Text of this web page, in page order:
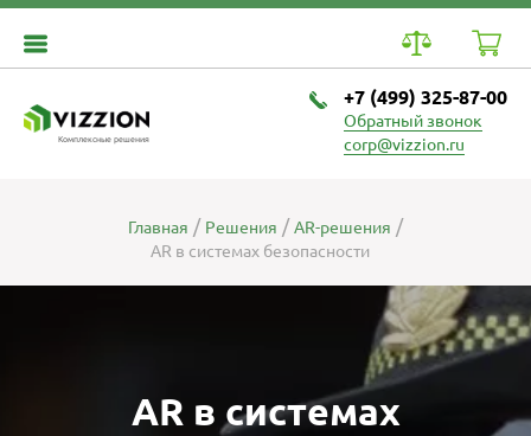
Комплексные решения
+7 (499) 325-87-00
Обратный звонок
corp@vizzion.ru
Главная Решения
AR-решения
AR в системах безопасности
AR в системах